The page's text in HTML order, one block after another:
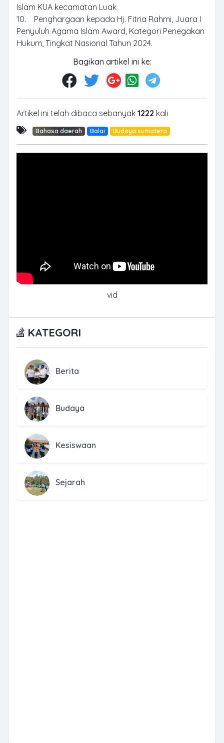
Islam KUA kecamatan Luak
10. Penghargaan kepada Hj. Fitria Rahmi, Juara I
Penyuluh Agama Islam Award, Kategori Penegakan
Hukum, Tingkat Nasional Tahun 2024.
Bagikan artikel ini ke:
Artikel ini telah dibaca sebanyak 1222 kali
Bahasa daerah Balai Budaya sumatera
vid
KATEGORI
Berita
Budaya
Kesiswaan
Sejarah